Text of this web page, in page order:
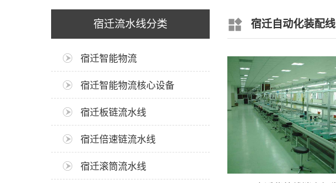
宿迁流水线分类
宿迁智能物流
宿迁智能物流核心设备
宿迁板链流水线
宿迁倍速链流水线
宿迁滚筒流水线
宿迁自动化装配线